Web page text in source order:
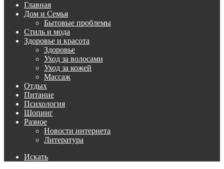
Главная
Дом и Семья
Бытовые проблемы
Стиль и мода
Здоровье и красота
Здоровье
Уход за волосами
Уход за кожей
Массаж
Отдых
Питание
Психология
Шопинг
Разное
Новости интернета
Литература
Искать